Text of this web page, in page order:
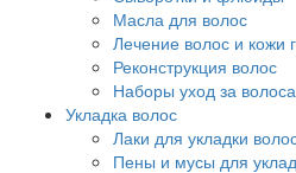
Масла для волос
Лечение волос и кожи
Реконструкция волос
Наборы уход за
Укладка волос
Лаки для укладки
Пены и мусы для